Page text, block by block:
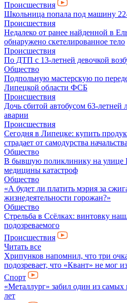
Происшествия
Школьница попала под машину 22-
Происшествия
Недалеко от ранее найденной в
обнаружено скетелированное тело
Происшествия
По ДТП с 13-летней девочкой
Общество
Подпольную мастерскую по
Липецкой области ФСБ
Происшествия
Дочь сбитой автобусом 63-летней
аварии
Происшествия
Сегодня в Липецке: купить
страдает от самодурства начальства
Общество
В бывшую поликлинику на улице
медицины катастроф
Общество
«А будет ли платить мэрия за
жизнедеятельности горожан?»
Общество
Стрельба в Ссёлках: винтовку
подозреваемого
Происшествия
Читать все
Хрипунков напомнил, что три
подозревает, что «Квант» не мог
Спорт
«Металлург» забил один из самых
лет